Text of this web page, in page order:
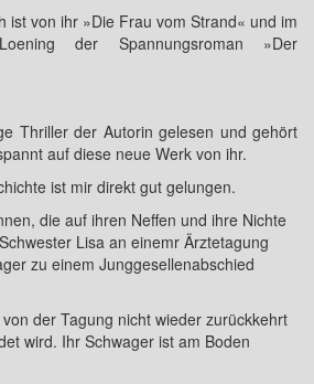
ist von ihr »Die Frau vom Strand« und im
der Spannungsroman »Der
Thriller der Autorin gelesen und gehört
auf diese neue Werk von ihr.
ist mir direkt gut gelungen.
die auf ihren Neffen und ihre Nichte
Lisa an einemr Ärztetagung
zu einem Junggesellenabschied
der Tagung nicht wieder zurückkehrt
wird. Ihr Schwager ist am Boden